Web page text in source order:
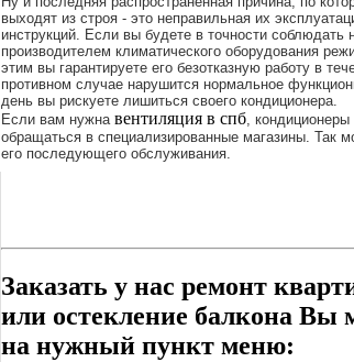
выходят из строя - это неправильная их
инструкций. Если вы будете в точности соблюдать
производителем климатического оборудования
этим вы гарантируете его безотказную работу в
противном случае нарушится нормальное
день вы рискуете лишиться своего кондиционера.
Если вам нужна вентиляция в спб,
обращаться в специализированные магазины. Так
его последующего обслуживания.
Заказать у нас ремонт
или остекление балкона Вы
на нужный пункт меню: